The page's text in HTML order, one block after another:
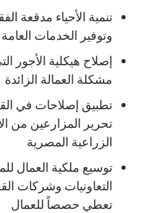
تنمية الأحياء مدقعة
وتوفير الخدمات العامة
إصلاح هيكلية الأجور
مشكلة العمالة الزائدة
تطبيق إصلاحات في
تحرير المزارعين من
الزراعية المصرية
توسيع ملكية العمال
التعاونيات وشركات
تعطي حصصاً للعمال